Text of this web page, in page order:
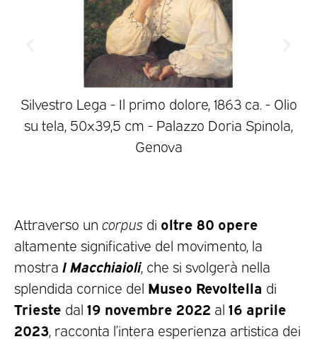
Silvestro Lega - Il primo dolore, 1863 ca. - Olio
su tela, 50x39,5 cm - Palazzo Doria Spinola,
Genova
Attraverso un corpus di oltre 80 opere
altamente significative del movimento, la
mostra I Macchiaioli, che si svolgerà nella
splendida cornice del Museo Revoltella di
Trieste dal 19 novembre 2022 al 16 aprile
2023 , racconta l’intera esperienza artistica dei